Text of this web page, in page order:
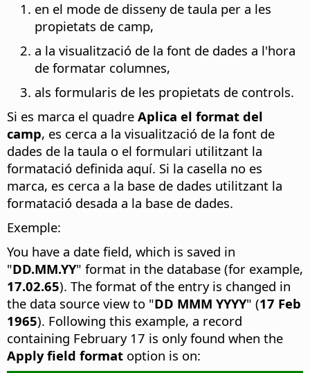
en el mode de disseny de taula per a les
propietats de camp,
a la visualització de la font de dades a l'hora
de formatar columnes,
als formularis de les propietats de controls.
Si es marca el quadre Aplica el format del
camp, es cerca a la visualització de la font de
dades de la taula o el formulari utilitzant la
formatació definida aquí. Si la casella no es
marca, es cerca a la base de dades utilitzant la
formatació desada a la base de dades.
Exemple:
You have a date field, which is saved in
"DD.MM.YY" format in the database (for example,
17.02.65). The format of the entry is changed in
the data source view to "DD MMM YYYY" (17 Feb
1965). Following this example, a record
containing February 17 is only found when the
Apply field format option is on: